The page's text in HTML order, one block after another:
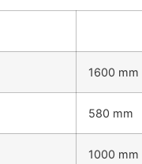
1600 mm
580 mm
1000 mm